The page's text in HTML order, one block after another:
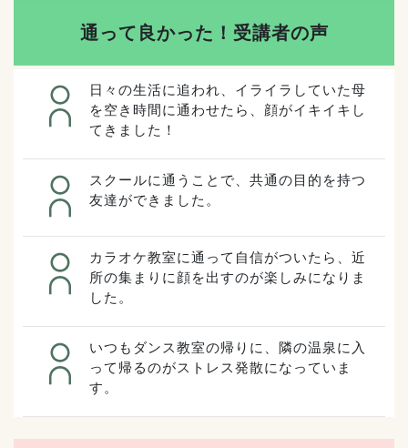
通って良かった！受講者の声
日々の生活に追われ、イライラしていた母
を空き時間に通わせたら、顔がイキイキし
てきました！
スクールに通うことで、共通の目的を持つ
友達ができました。
カラオケ教室に通って自信がついたら、近
所の集まりに顔を出すのが楽しみになりま
した。
いつもダンス教室の帰りに、隣の温泉に入
って帰るのがストレス発散になっていま
す。